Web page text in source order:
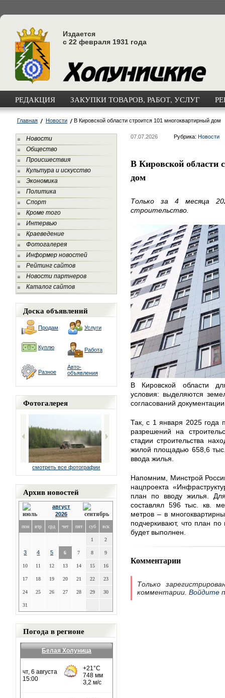
Издается
с 22 февраля 1931 года
РЕДАКЦИЯ ЗАКУПКИ ТОВАРОВ, РАБОТ, УСЛУГ
Главная Новости В Кировской области строится 101 многоквартирный дом
Новости
Общество
Происшествия
Культура и искусство
Экономика
Политика
Спорт
Кроме того
Интервью
Краеведение
Фотогалерея
Информер новостей
Рейтинг сайтов
Новости партнеров
Каталог сайтов
Доска объявлений
Продам Услуги
Куплю Работа
Разное
Авто-
объявления
Фотогалерея
смотреть все фотографии
Архив новостей
август
2026
пон втр срд чет пят суб вск
1 2
3 4 5 6 7 8 9
10 11 12 13 14 15 16
17 18 19 20 21 22 23
24 25 26 27 28 29 30
31
Погода в регионе
Белая Холуница
07.07.2026 Рубрика: Новости
В Кировской области
дом
Только за 4 месяца
строительство.
В Кировской области
условия: выделяются
согласований
Так, с 1 января 2025 года
разрешений на
стадии строительства
жилой площадью 658,6
ввода жилья.
Напомним, Минстрой
нацпроекта
план по вводу жилья.
составлял 596 тыс. кв.
метров – в
подчеркивают, что план
будет выполнен.
Комментарии
Только
комментарии. Войдите